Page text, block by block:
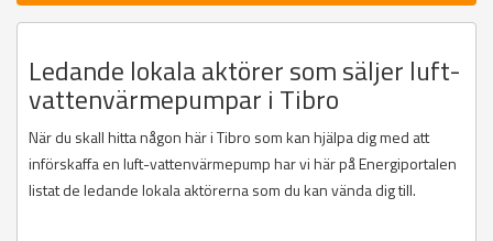
Ledande lokala aktörer som säljer luft-
vattenvärmepumpar i Tibro
När du skall hitta någon här i Tibro som kan hjälpa dig med att
införskaffa en luft-vattenvärmepump har vi här på Energiportalen
listat de ledande lokala aktörerna som du kan vända dig till.